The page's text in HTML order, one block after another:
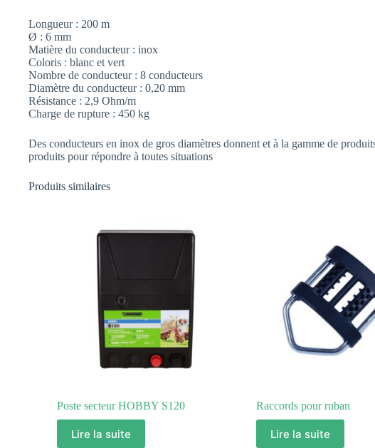
Longueur : 200 m
Ø : 6 mm
Matière du conducteur : inox
Coloris : blanc et vert
Nombre de conducteur : 8 conducteurs
Diamètre du conducteur : 0,20 mm
Résistance : 2,9 Ohm/m
Charge de rupture : 450 kg
Des conducteurs en inox de gros diamètres donnent et à la gamme de
produits pour répondre à toutes situations
Produits similaires
Poste secteur HOBBY S120
Lire la suite
Raccords pour ruban
Lire la suite